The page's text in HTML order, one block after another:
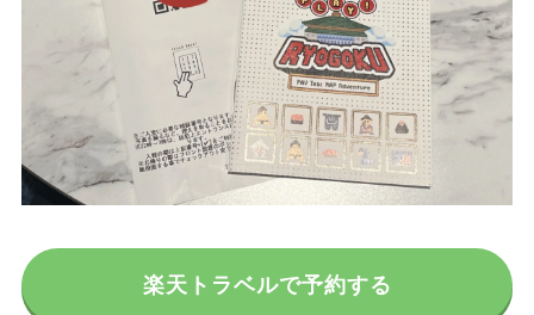
楽天トラベルで予約する